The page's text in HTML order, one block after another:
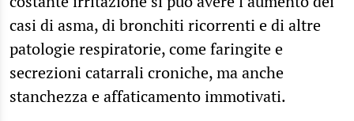
casi di asma, di bronchiti ricorrenti e di altre
patologie respiratorie, come faringite e
secrezioni catarrali croniche, ma anche
stanchezza e affaticamento immotivati.